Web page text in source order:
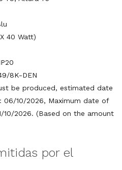
40 Watt)
8K-DEN
be produced, estimated date
10/2026, Maximum date of
10/2026. (Based on the amount
por el